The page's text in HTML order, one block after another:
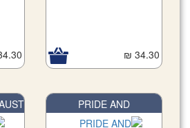
34.30 ₪
₪
PRIDE AND
PREJUDICE...